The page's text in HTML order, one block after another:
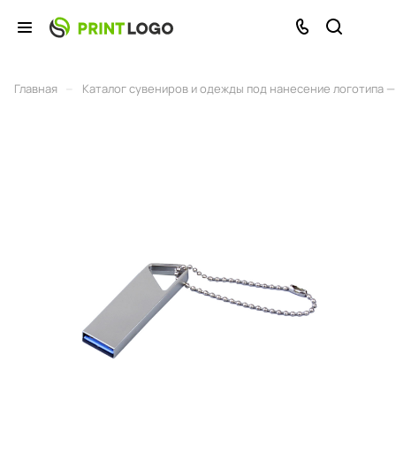
Главная Каталог сувениров и одежды под нанесение логотипа